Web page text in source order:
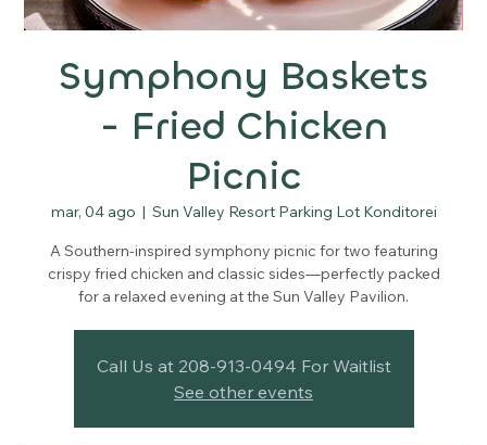
Symphony Baskets
- Fried Chicken
Picnic
mar, 04 ago
  |
Sun Valley Resort Parking Lot Konditorei
A Southern-inspired symphony picnic for two featuring
crispy fried chicken and classic sides—perfectly packed
for a relaxed evening at the Sun Valley Pavilion.
Call Us at 208-913-0494 For Waitlist
See other events